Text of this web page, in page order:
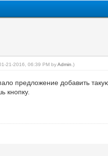
21-2016, 06:39 PM byAdmin .)
предложение добавить
кнопку.